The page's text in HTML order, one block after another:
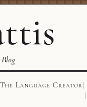
The Language Creator